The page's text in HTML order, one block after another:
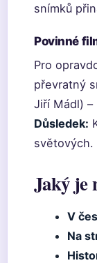
snímků
Povinné
Pro
převratný
Jiří Mádl)
Důsledek:
světových.
Jaký je
V
Na